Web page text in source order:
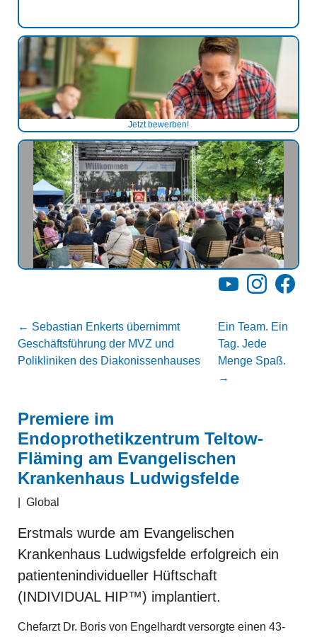
Jetzt bewerben!
YouTubeInstagram
← Sebastian Enkerts übernimmt
Geschäftsführung der MVZ und
Polikliniken des Diakonissenhauses
Ein Team. Ein
Tag. Jede
Menge Spaß.
→
Premiere im
Endoprothetikzentrum Teltow-
Fläming am Evangelischen
Krankenhaus Ludwigsfelde
Global
Erstmals wurde am Evangelischen
Krankenhaus Ludwigsfelde erfolgreich ein
patientenindividueller Hüftschaft
(INDIVIDUAL HIP™) implantiert.
Chefarzt Dr. Boris von Engelhardt versorgte einen 43-